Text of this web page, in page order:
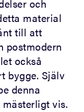
och
material
till att
postmodern
också
bygge. Själv
denna
vis.